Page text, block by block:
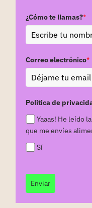
¿Cómo te llamas?*
Correo electrónico*
Politica de
Yaaas! He leído
que me envíes
Sí
Enviar